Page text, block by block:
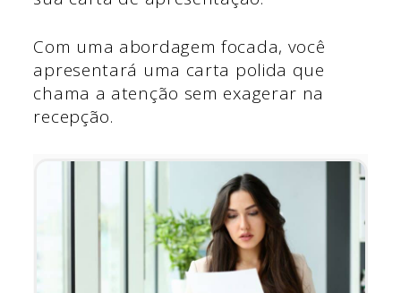
Com uma abordagem focada, você
apresentará uma carta polida que
chama a atenção sem exagerar na
recepção.